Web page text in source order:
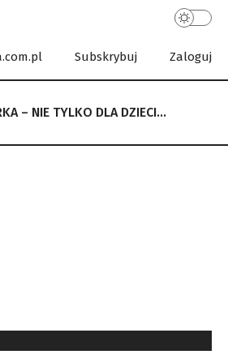
Subskrybuj Zaloguj
– NIE TYLKO DLA DZIECI…